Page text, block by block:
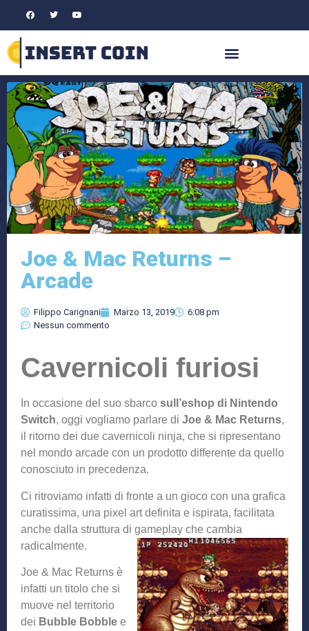
Joe & Mac Returns –
Arcade
Filippo Carignani Marzo 13, 2019
6:08 pm
Nessun commento
Cavernicoli furiosi
In occasione del suo sbarco sull’eshop di Nintendo
Switch, oggi vogliamo parlare di Joe & Mac Returns,
il ritorno dei due cavernicoli ninja, che si ripresentano
nel mondo arcade con un prodotto differente da quello
conosciuto in precedenza.
Ci ritroviamo infatti di fronte a un gioco con una grafica
curatissima, una pixel art definita e ispirata, facilitata
anche dalla struttura di gameplay che cambia
radicalmente.
Joe & Mac Returns è
infatti un titolo che si
muove nel territorio
dei Bubble Bobble e